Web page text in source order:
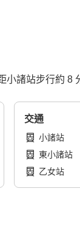
諸站步行約
交通
小諸站
東小諸站
乙女站